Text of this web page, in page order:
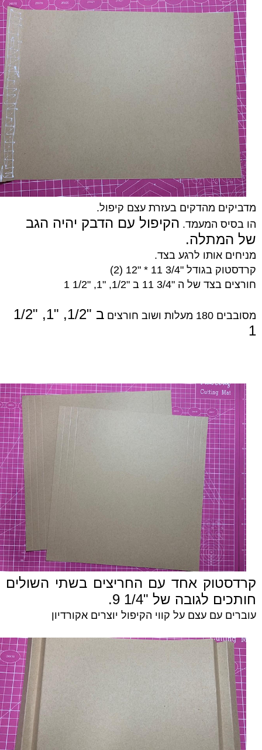
מדביקים מהדקים בעזרת עצם קיפול.
הו בסיס המעמד. הקיפול עם הדבק יהיה הגב
של המתלה.
מניחים אותו לרגע בצד.
קרדסטוק בגודל "3/4 11 * "12 (2)
חורצים בצד של ה "3/4 11 ב "1/2, "1, "1/2 1
מסובבים 180 מעלות ושוב חורצים
ב "1/2, "1, "1/2
1
קרדסטוק אחד עם החריצים בשתי השולים
חותכים לגובה של "1/4 9.
עוברים עם עצם על קווי הקיפול יוצרים אקורדיון